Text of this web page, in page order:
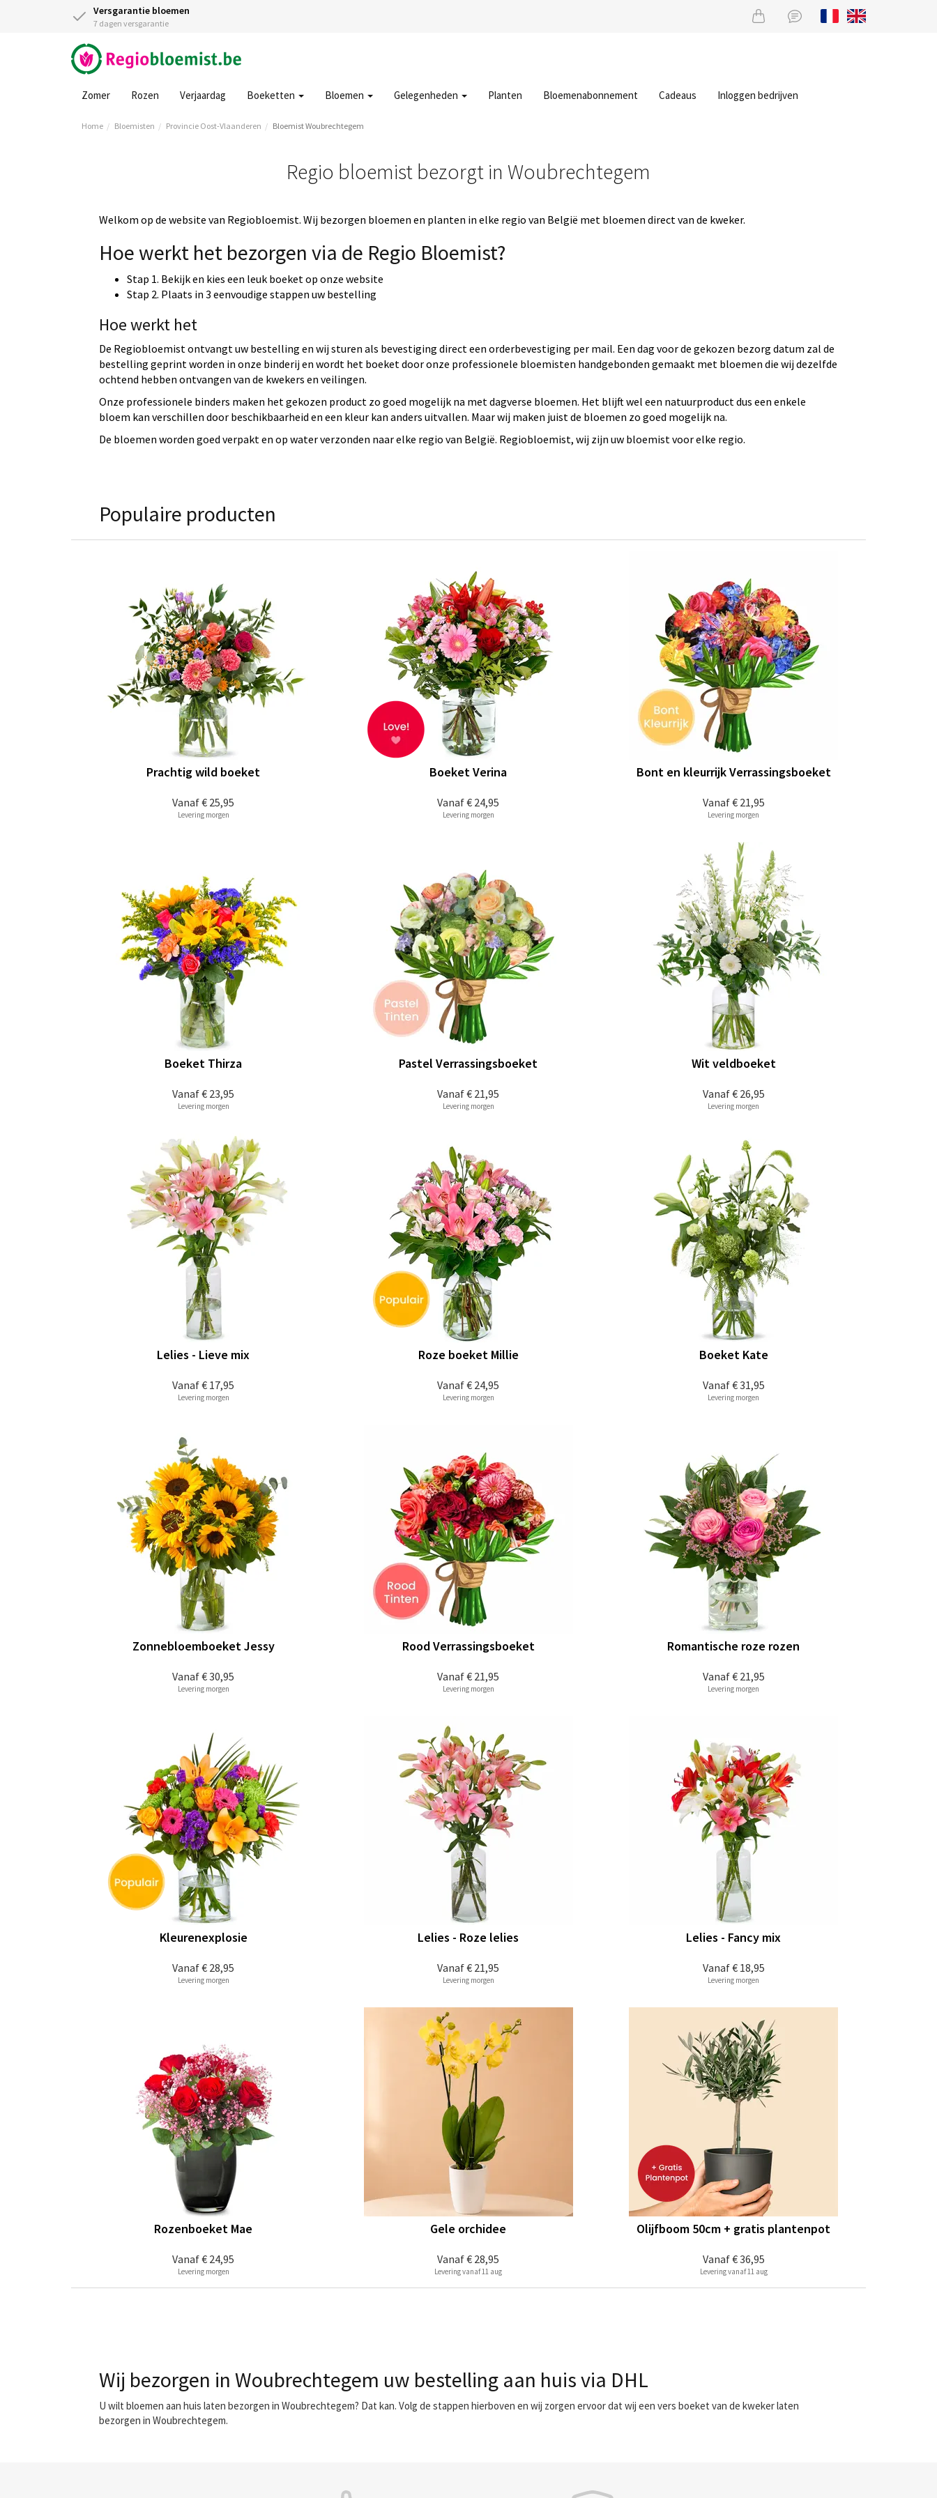
Versgarantie bloemen
7 dagen versgarantie
Zomer Rozen Verjaardag Boeketten Bloemen Gelegenheden Planten Bloemenabonnement Cadeaus Inloggen bedrijven
Home Bloemisten Provincie Oost-Vlaanderen Bloemist Woubrechtegem
Regio bloemist bezorgt in Woubrechtegem
Welkom op de website van Regiobloemist. Wij bezorgen bloemen en planten in elke regio van België met bloemen direct van de kweker.
Hoe werkt het bezorgen via de Regio Bloemist?
Stap 1. Bekijk en kies een leuk boeket op onze website
Stap 2. Plaats in 3 eenvoudige stappen uw bestelling
Hoe werkt het
De Regiobloemist ontvangt uw bestelling en wij sturen als bevestiging direct een orderbevestiging per mail. Een dag voor de gekozen bezorg datum zal de
bestelling geprint worden in onze binderij en wordt het boeket door onze professionele bloemisten handgebonden gemaakt met bloemen die wij dezelfde
ochtend hebben ontvangen van de kwekers en veilingen.
Onze professionele binders maken het gekozen product zo goed mogelijk na met dagverse bloemen. Het blijft wel een natuurproduct dus een enkele
bloem kan verschillen door beschikbaarheid en een kleur kan anders uitvallen. Maar wij maken juist de bloemen zo goed mogelijk na.
De bloemen worden goed verpakt en op water verzonden naar elke regio van België. Regiobloemist, wij zijn uw bloemist voor elke regio.
Populaire producten
Vanaf€ 25,95
Prachtig wild boeket
Levering morgen
Vanaf€ 24,95
Boeket Verina
Levering morgen
Vanaf€ 21,95
Bont en kleurrijk Verrassingsboeket
Levering morgen
Vanaf€ 23,95
Boeket Thirza
Levering morgen
Vanaf€ 21,95
Pastel Verrassingsboeket
Levering morgen
Vanaf€ 26,95
Wit veldboeket
Levering morgen
Vanaf€ 17,95
Lelies - Lieve mix
Levering morgen
Vanaf€ 24,95
Roze boeket Millie
Levering morgen
Vanaf€ 31,95
Boeket Kate
Levering morgen
Vanaf€ 30,95
Zonnebloemboeket Jessy
Levering morgen
Vanaf€ 21,95
Rood Verrassingsboeket
Levering morgen
Vanaf€ 21,95
Romantische roze rozen
Levering morgen
Vanaf€ 28,95
Kleurenexplosie
Levering morgen
Vanaf€ 21,95
Lelies - Roze lelies
Levering morgen
Vanaf€ 18,95
Lelies - Fancy mix
Levering morgen
Vanaf€ 24,95
Rozenboeket Mae
Levering morgen
Vanaf€ 28,95
Gele orchidee
Levering vanaf 11 aug
Vanaf€ 36,95
Olijfboom 50cm + gratis plantenpot
Levering vanaf 11 aug
Wij bezorgen in Woubrechtegem uw bestelling aan huis via DHL
U wilt bloemen aan huis laten bezorgen in Woubrechtegem? Dat kan. Volg de stappen hierboven en wij zorgen ervoor dat wij een vers boeket van de kweker laten
bezorgen in Woubrechtegem.